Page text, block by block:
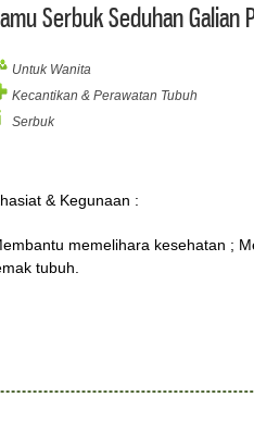
Serbuk Seduhan Galian
Untuk Wanita
Kecantikan & Perawatan Tubuh
Serbuk
& Kegunaan :
memelihara kesehatan ;
tubuh.